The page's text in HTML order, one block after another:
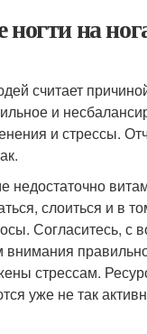
на
считает
и
и стрессы.
недостаточно
слоиться и в
Согласитесь, с
стрессам.
уже не так